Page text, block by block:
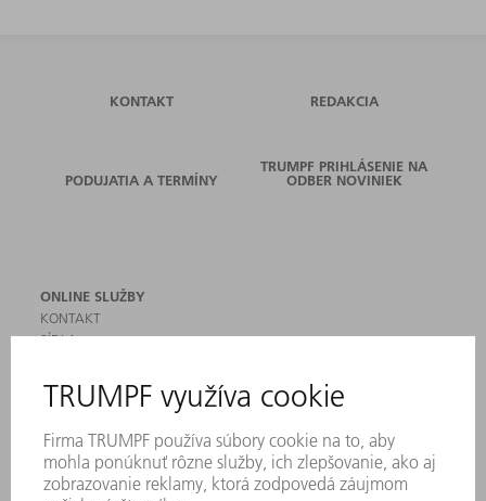
KONTAKT REDAKCIA
PODUJATIA A TERMÍNY
TRUMPF PRIHLÁSENIE NA
ODBER NOVINIEK
ONLINE SLUŽBY
KONTAKT
SÍDLA
PRIHLÁSENIE NA ODBER NOVINIEK
KARTA BEZPEČNOSTNÝCH ÚDAJOV
STROJE & SYSTÉMY
LASER
VÝKONOVÁ ELEKTRONIKA